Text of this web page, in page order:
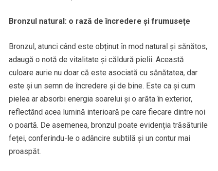
Bronzul natural: o rază de încredere și frumusețe
Bronzul, atunci când este obținut în mod natural și sănătos,
adaugă o notă de vitalitate și căldură pielii. Această
culoare aurie nu doar că este asociată cu sănătatea, dar
este și un semn de încredere și de bine. Este ca și cum
pielea ar absorbi energia soarelui și o arăta în exterior,
reflectând acea lumină interioară pe care fiecare dintre noi
o poartă. De asemenea, bronzul poate evidenția trăsăturile
feței, conferindu-le o adâncire subtilă și un contur mai
proaspăt.